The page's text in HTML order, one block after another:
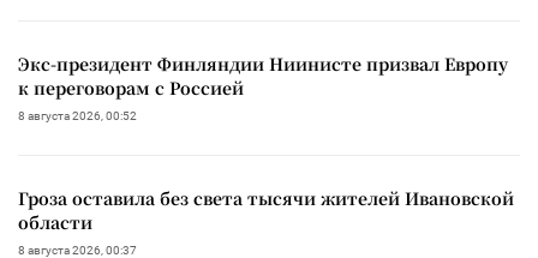
Экс-президент Финляндии Ниинисте призвал Европу
к переговорам с Россией
8 августа 2026, 00:52
Гроза оставила без света тысячи жителей Ивановской
области
8 августа 2026, 00:37